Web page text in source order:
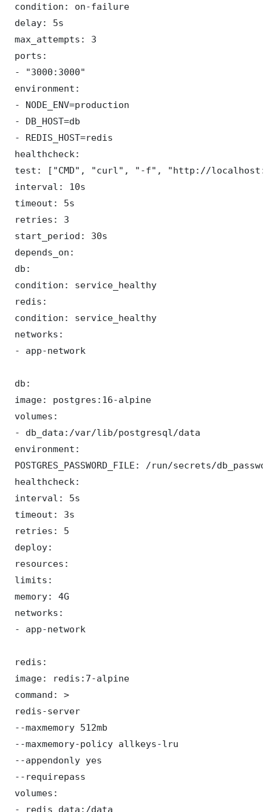
condition: on-failure
delay: 5s
max_attempts: 3
ports:
- "3000:3000"
environment:
- NODE_ENV=production
- DB_HOST=db
- REDIS_HOST=redis
healthcheck:
test: ["CMD", "curl", "-f", "http://
interval: 10s
timeout: 5s
retries: 3
start_period: 30s
depends_on:
db:
condition: service_healthy
redis:
condition: service_healthy
networks:
- app-network
db:
image: postgres:16-alpine
volumes:
- db_data:/var/lib/postgresql/data
environment:
POSTGRES_PASSWORD_FILE: /run/secrets/
healthcheck:
interval: 5s
timeout: 3s
retries: 5
deploy:
resources:
limits:
memory: 4G
networks:
- app-network
redis:
image: redis:7-alpine
command: >
redis-server
--maxmemory 512mb
--maxmemory-policy allkeys-lru
--appendonly yes
--requirepass
volumes:
- redis_data:/data